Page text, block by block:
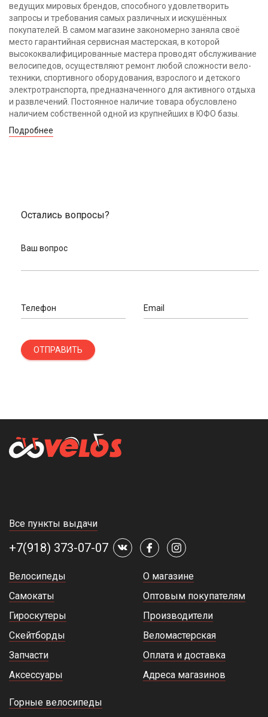
ведущих мировых брендов, способного удовлетворить
запросы и требования самых различных и искушённых
покупателей. В самом магазине закономерно заняла своё
место гарантийная сервисная мастерская, в которой
высококвалифицированные мастера проводят обслуживание
велосипедов, осуществляют ремонт любой сложности вело-
техники, спортивного оборудования, взрослого и детского
электротранспорта, предназначенного для активного отдыха
и развлечений. Постоянное наличие товара обусловлено
наличием собственной одной из крупнейших в ЮФО базы.
Подробнее
Остались вопросы?
Ваш вопрос
Телефон Email
ОТПРАВИТЬ
Все пункты выдачи
+7(918) 373-07-07
Велосипеды
Самокаты
Гироскутеры
Скейтборды
Запчасти
Аксессуары
О магазине
Оптовым покупателям
Производители
Веломастерская
Оплата и доставка
Адреса магазинов
Горные велосипеды